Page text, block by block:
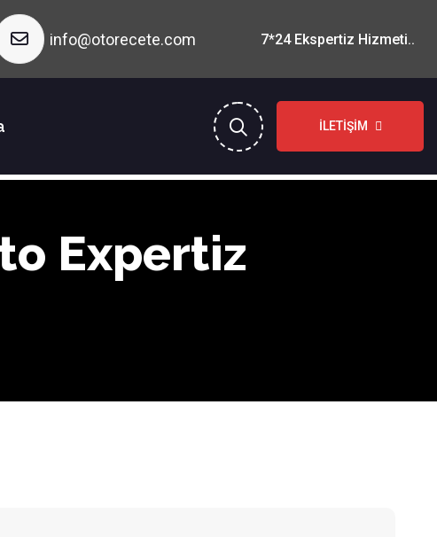
info@otorecete.com 7*24 Ekspertiz Hizmeti..
İLETIŞIM
Expertiz